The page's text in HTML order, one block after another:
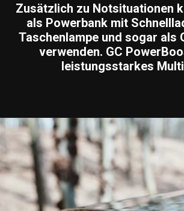
Zusätzlich zu Notsituationen
als Powerbank mit
Taschenlampe und sogar als
verwenden. GC
leistungsstarkes